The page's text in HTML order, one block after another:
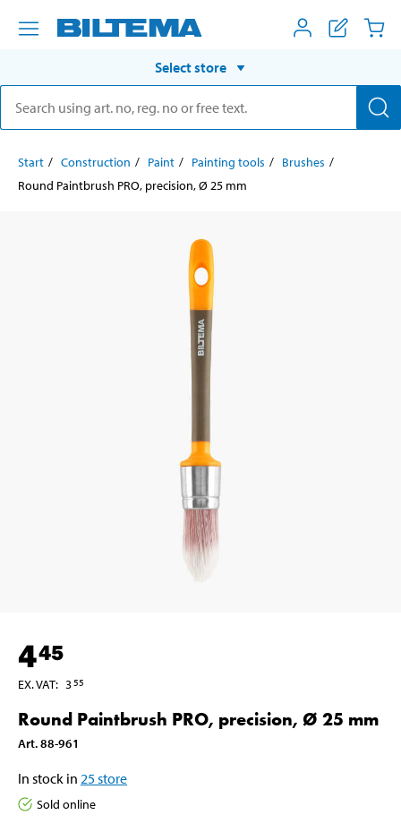
Select store
Start Construction Paint Painting tools
Brushes
Round Paintbrush PRO, precision, Ø 25 mm
445
EX. VAT: 355
Round Paintbrush PRO, precision, Ø 25 mm
Art.88-961
In stock in 25store
Sold online